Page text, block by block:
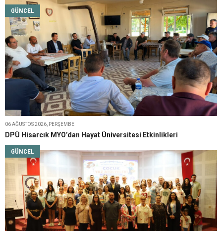
GÜNCEL
06 AĞUSTOS 2026, PERŞEMBE
DPÜ Hisarcık MYO’dan Hayat Üniversitesi Etkinlikleri
GÜNCEL